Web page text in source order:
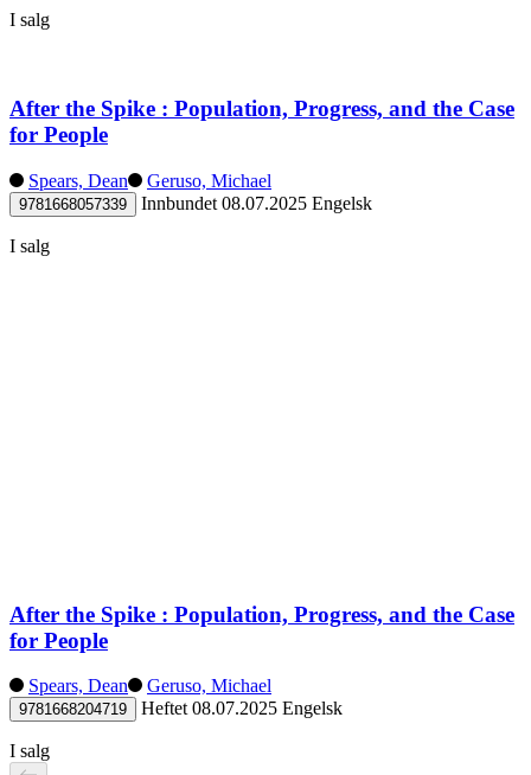
I salg
After the Spike : Population, Progress, and the Case
for People
Spears, Dean Geruso, Michael
9781668057339 Innbundet 08.07.2025 Engelsk
I salg
After the Spike : Population, Progress, and the Case
for People
Spears, Dean Geruso, Michael
9781668204719 Heftet 08.07.2025 Engelsk
I salg